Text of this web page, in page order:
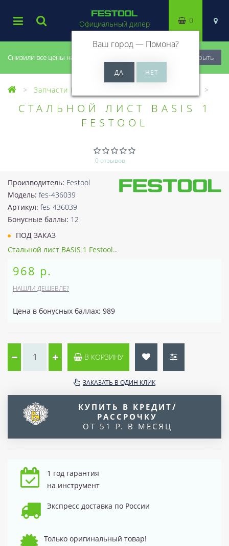
Снизили все цены на 20%, успей купить! Закрыть
Официальный дилер
Ваш город — Помона?
0
Запчасти Festool
СТАЛЬНОЙ ЛИСТ BASIS 1
FESTOOL
0 отзывов
Производитель: Festool
Модель: fes-436039
Артикул: fes-436039
Бонусные баллы: 12
ПОД ЗАКАЗ
Стальной лист BASIS 1 Festool..
968 р.
НАШЛИ ДЕШЕВЛЕ?
Цена в бонусных баллах: 989
В КОРЗИНУ
ЗАКАЗАТЬ В ОДИН КЛИК
КУПИТЬ В КРЕДИТ/
РАССРОЧКУ
ОТ 51 Р. В МЕСЯЦ
1 год гарантия
на инструмент
Экспресс доставка по России
Только оригинальный товар!